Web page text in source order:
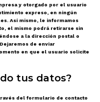
y otorgado por el usuario
expreso, en ningún
Así mismo, le informamos
el mismo podrá retirarse sin
a la dirección postal o
de enviar
en que el usuario solicite
tus datos?
del formulario de contacto